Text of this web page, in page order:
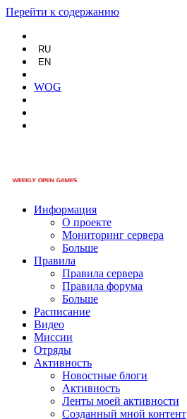
Перейти к содержанию
RU
EN
WOG
Информация
О проекте
Мониторинг сервера
Больше
Правила
Правила сервера
Правила форума
Больше
Расписание
Видео
Миссии
Отряды
Активность
Новостные блоги
Активность
Ленты моей активности
Созданный мной контент